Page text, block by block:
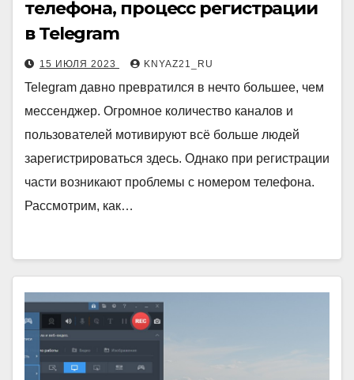
телефона, процесс регистрации
в Telegram
15 ИЮЛЯ 2023 KNYAZ21_RU
Telegram давно превратился в нечто большее, чем
мессенджер. Огромное количество каналов и
пользователей мотивируют всё больше людей
зарегистрироваться здесь. Однако при регистрации
части возникают проблемы с номером телефона.
Рассмотрим, как…